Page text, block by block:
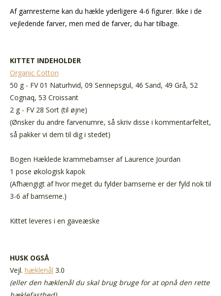
Af garnresterne kan du hækle yderligere 4-6 figurer. Ikke i de
vejledende farver, men med de farver, du har tilbage.
KITTET INDEHOLDER
Organic Cotton
50 g - FV 01 Naturhvid, 09 Sennepsgul, 46 Sand, 49 Grå, 52
Cognaq, 53 Croissant
2 g - FV 28 Sort (til øjne)
(Ønsker du andre farvenumre, så skriv disse i kommentarfeltet,
så pakker vi dem til dig i stedet)
Bogen Hæklede krammebamser af Laurence Jourdan
1 pose økologisk kapok
(Afhængigt af hvor meget du fylder bamserne er der fyld nok til
3-6 af bamserne.)
Kittet leveres i en gaveæske
HUSK OGSÅ
Vejl. hæklenål 3.0
(eller den hæklenål du skal brug bruge for at opnå den rette